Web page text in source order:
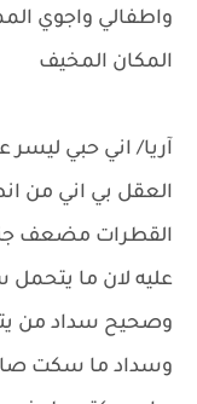
واطفالي واجوي
المكان المخيف
آريا/ اني حبي
العقل بي اني من
القطرات مضعف
عليه لان ما
وصحيح سداد من
وسداد ما سكت صار